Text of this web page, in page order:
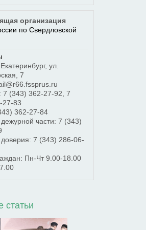
организация
по Свердловской
, ул.
7
7 (343) 362-27-92 7
27-83
362-27-84
части: 7 (343)
7 (343) 286-06-
Пн-Чт 9.00-18.00
статьи